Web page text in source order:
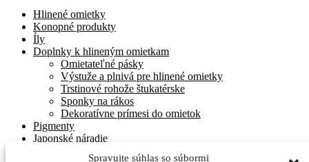
Spravujte súhlas so súbormi
Hlinené omietky
Konopné produkty
Íly
Doplnky k hlineným omietkam
Omietateľné pásky
Výstuže a plnivá pre hlinené omietky
Trstinové rohože štukatérske
Sponky na rákos
Dekoratívne prímesi do omietok
Pigmenty
Japonské náradie